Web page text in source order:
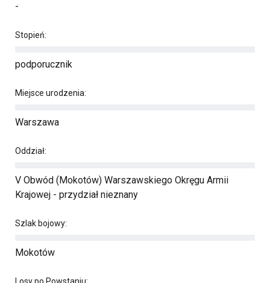
-
Stopień:
podporucznik
Miejsce urodzenia:
Warszawa
Oddział:
V Obwód (Mokotów) Warszawskiego Okręgu Armii
Krajowej - przydział nieznany
Szlak bojowy:
Mokotów